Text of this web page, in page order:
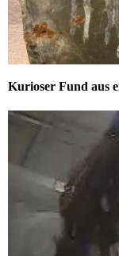
Kurioser Fund aus